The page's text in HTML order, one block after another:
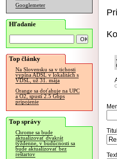
Googlemeter
Hľadanie
Top články
Na Slovensku sa v tichosti
vypína ADSL v lokalitách s
VDSL, už 31. mája
Orange sa doťahuje na UPC
a O2, spustí 2.5 Gbps
pripojenie
Top správy
Chrome sa bude
aktualizovať dvakrát
týždenne, v budúcnosti sa
bude aktualizovať bez
reštartov